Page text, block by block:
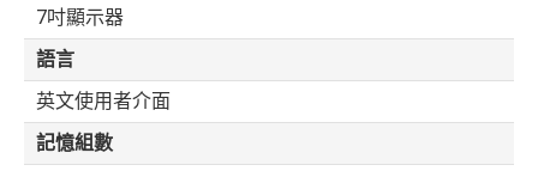
7吋顯示器
語言
英文使用者介面
記憶組數